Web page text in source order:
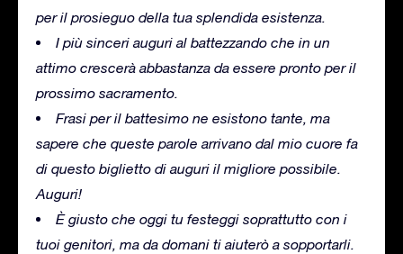
per il prosieguo della tua splendida esistenza.
I più sinceri auguri al battezzando che in un
attimo crescerà abbastanza da essere pronto per il
prossimo sacramento.
Frasi per il battesimo ne esistono tante, ma
sapere che queste parole arrivano dal mio cuore fa
di questo biglietto di auguri il migliore possibile.
Auguri!
È giusto che oggi tu festeggi soprattutto con i
tuoi genitori, ma da domani ti aiuterò a sopportarli.